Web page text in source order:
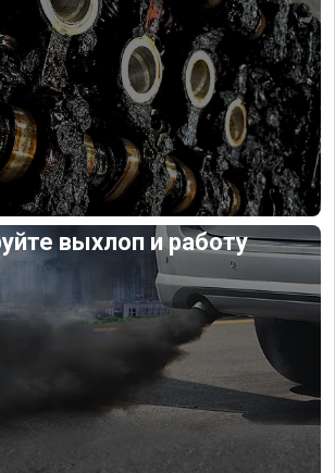
выхлоп и работу